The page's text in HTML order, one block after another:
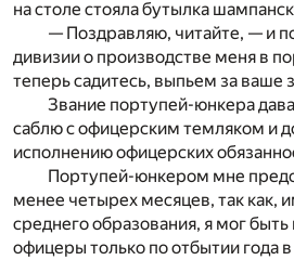
на столе стояла бутылка
— Поздравляю, читайте, — и
дивизии о производстве меня в
теперь садитесь, выпьем за ваше
Звание портупей-юнкера
саблю с офицерским темляком и
исполнению офицерских
Портупей-юнкером мне
менее четырех месяцев, так как,
среднего образования, я мог
офицеры только по отбытии года